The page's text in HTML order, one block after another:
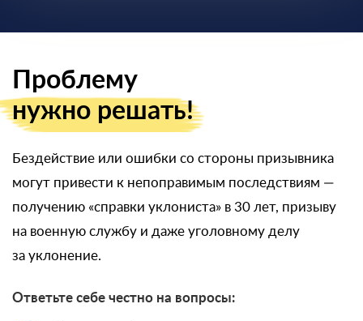
Проблему
нужно решать!
Бездействие или ошибки со стороны призывника
могут привести к непоправимым последствиям —
получению «справки уклониста» в 30 лет, призыву
на военную службу и даже уголовному делу
за уклонение.
Ответьте себе честно на вопросы: